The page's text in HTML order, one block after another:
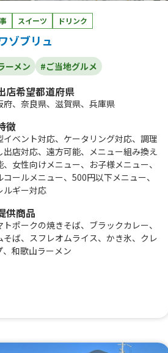
ービール
スイーツ ドリンク
ゾブリュ
ーメン #ご当地グルメ
店希望都道府県
府、 奈良県、 滋賀県、 兵庫県
徴
イベント対応、 ケータリング対応、 調理
出店対応、 遠方可能、 メニュー組み換え
、 女性向けメニュー、 お子様メニュー、
コールメニュー、 500円以下メニュー、
ルギー対応
供商品
トポークの焼きそば、ブラックカレー、
そば、スフレオムライス、かき氷、クレ
、和歌山ラーメン